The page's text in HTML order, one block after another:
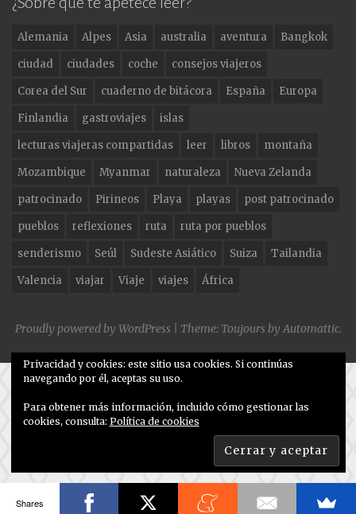
e
b
o
o
k
g
ra
m
te
r
Alemania Alpes Asia australia aventura
Bangkok
ciudad
ciudades coche
consejos viajeros
Corea del Sur
cuaderno de bitácora España
Europa
Finlandia
gastroviajes
islas
lecturas viajeras compartidas
leer libros
montaña
Mozambique
Myanmar naturaleza
Nueva Zelanda
patrocinado
Pirineos Playa playas
post patrocinado
pueblos
reflexiones ruta
ruta por pueblos
senderismo
Seúl Sudeste Asiático Suiza
Tailandia
Valencia
viajar Viaje viajes África
Proudly powered by WordPress Theme: Toujours byAutomattic.
Privacidad y cookies: este sitio usa cookies. Si continúas
navegando por él, aceptas su uso.
Para obtener más información, incluido cómo gestionar las
cookies, consulta: Política de cookies
Shares